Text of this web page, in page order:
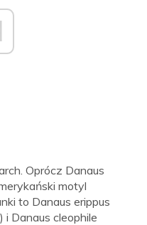
Oprócz Danaus
motyl
to Danaus erippus
i Danaus cleophile